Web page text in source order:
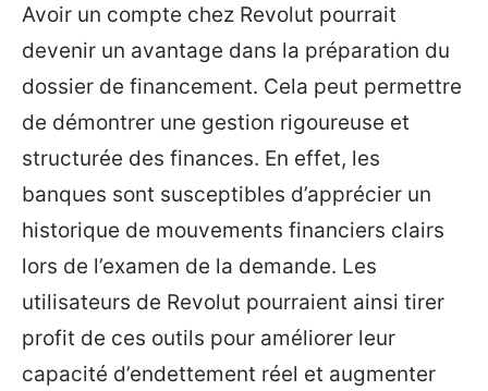
Avoir un compte chez Revolut pourrait
devenir un avantage dans la préparation du
dossier de financement. Cela peut permettre
de démontrer une gestion rigoureuse et
structurée des finances. En effet, les
banques sont susceptibles d’apprécier un
historique de mouvements financiers clairs
lors de l’examen de la demande. Les
utilisateurs de Revolut pourraient ainsi tirer
profit de ces outils pour améliorer leur
capacité d’endettement réel et augmenter